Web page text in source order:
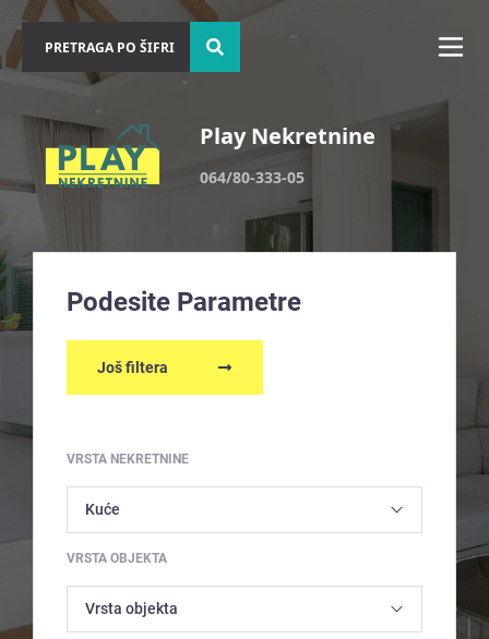
Play Nekretnine
064/80-333-05
Podesite Parametre
Još filtera
VRSTA NEKRETNINE
VRSTA OBJEKTA